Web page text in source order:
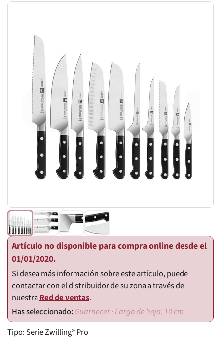
Artículo no disponible para compra online desde el
01/01/2020.
Si desea más información sobre este artículo, puede
contactar con el distribuidor de su zona a través de
nuestraRed de ventas.
Guarnecer · Largo de hoja: 10 cm
Tipo: Serie Zwilling® Pro